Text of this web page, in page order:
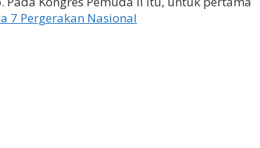
7 Pergerakan Nasional